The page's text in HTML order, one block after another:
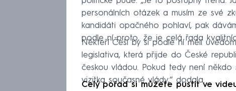
personálních otázek a musím ze své
kandidáti opačného pohlaví, pak
podle ní proto, že je celá řada
Někteří Češi by si podle ní měli
legislativa, která přijde do České
českou vládou. Pokud tedy není
vizitka současné vlády,“ dodala.
Celý pořad si můžete pustit ve